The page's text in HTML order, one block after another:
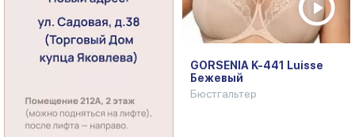
GORSENIA K-441 Luisse
Бежевый
Бюстгальтер